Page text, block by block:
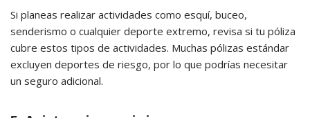
Si planeas realizar actividades como esquí, buceo,
senderismo o cualquier deporte extremo, revisa si tu póliza
cubre estos tipos de actividades. Muchas pólizas estándar
excluyen deportes de riesgo, por lo que podrías necesitar
un seguro adicional.